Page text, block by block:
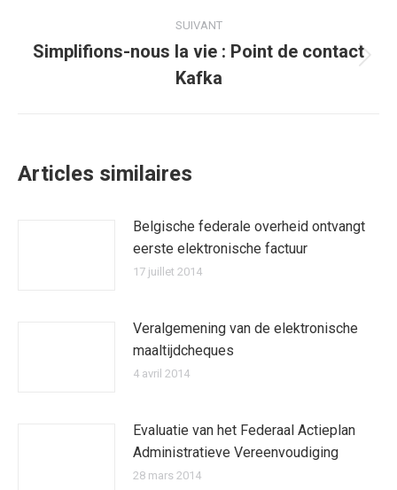
SUIVANT
suivant
Simplifions-nous la vie : Point de contact
Kafka
Articles similaires
Belgische federale overheid ontvangt
eerste elektronische factuur
17 juillet 2014
Veralgemening van de elektronische
maaltijdcheques
4 avril 2014
Evaluatie van het Federaal Actieplan
Administratieve Vereenvoudiging
28 mars 2014